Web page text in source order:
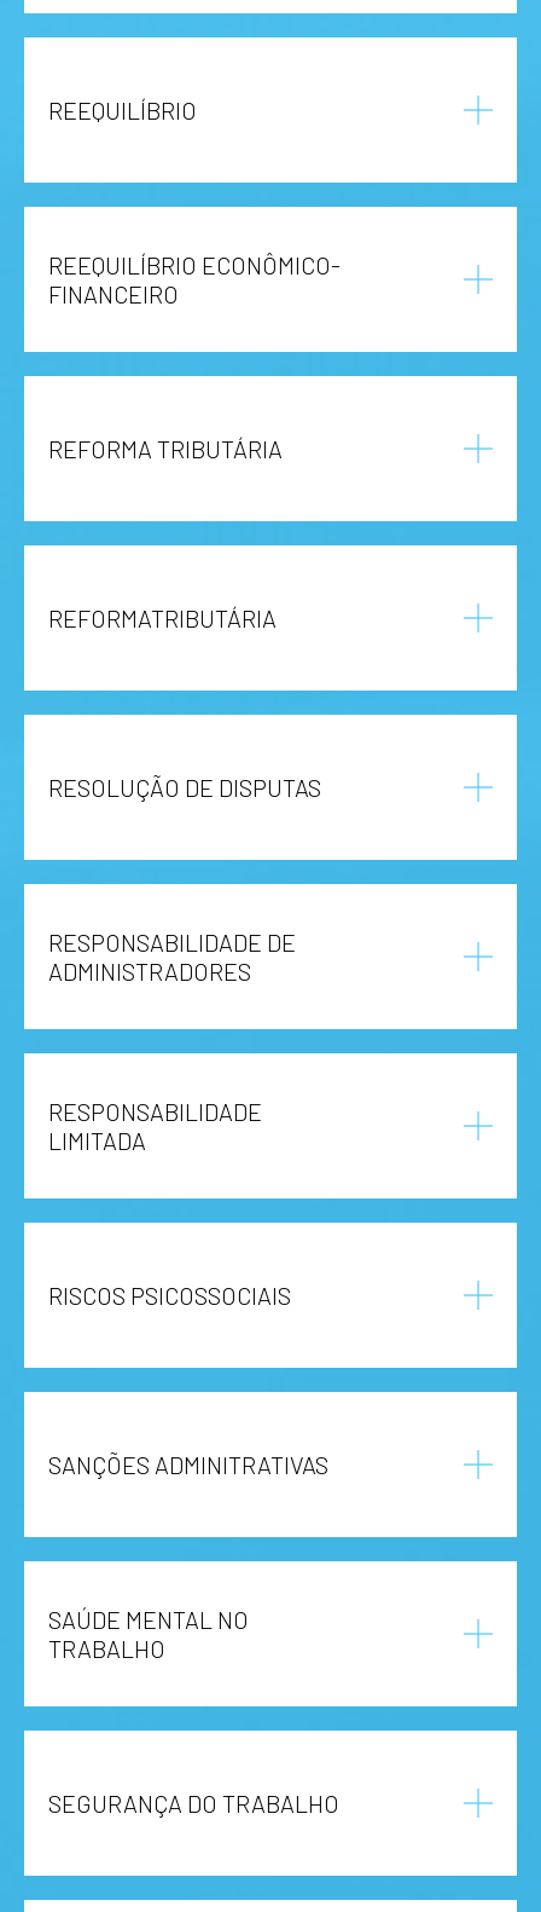
REEQUILÍBRIO
REEQUILÍBRIO ECONÔMICO-
FINANCEIRO
REFORMA TRIBUTÁRIA
REFORMATRIBUTÁRIA
RESOLUÇÃO DE DISPUTAS
RESPONSABILIDADE DE
ADMINISTRADORES
RESPONSABILIDADE
LIMITADA
RISCOS PSICOSSOCIAIS
SANÇÕES ADMINITRATIVAS
SAÚDE MENTAL NO
TRABALHO
SEGURANÇA DO TRABALHO